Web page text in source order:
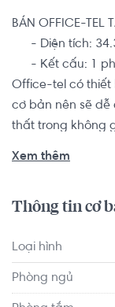
BÁN OFFICE-TEL
Office-tel có thiết
cơ bản nên sẽ dễ
thất trong không
vật chất tốt nhất
24/7, sân chơi trẻ
luôn trong lành,
Xem thêm
Thông tin cơ
Loại hình
Phòng ngủ